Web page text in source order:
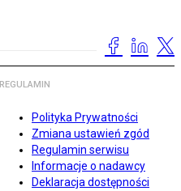
REGULAMIN
Polityka Prywatności
Zmiana ustawień zgód
Regulamin serwisu
Informacje o nadawcy
Deklaracja dostępności